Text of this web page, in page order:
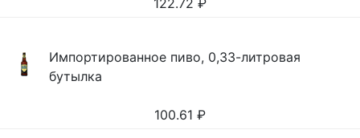
122.72 ₽
Импортированное пиво, 0,33-литровая
бутылка
100.61 ₽